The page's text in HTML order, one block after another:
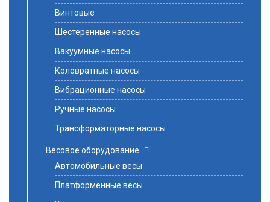
Винтовые
Шестеренные насосы
Вакуумные насосы
Коловратные насосы
Вибрационные насосы
Ручные насосы
Трансформаторные насосы
Весовое оборудование
Автомобильные весы
Платформенные весы